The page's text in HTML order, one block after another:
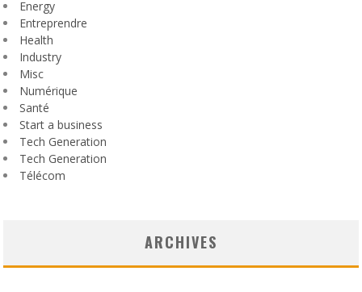
Energy
Entreprendre
Health
Industry
Misc
Numérique
Santé
Start a business
Tech Generation
Tech Generation
Télécom
ARCHIVES